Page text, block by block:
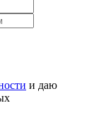
и даю